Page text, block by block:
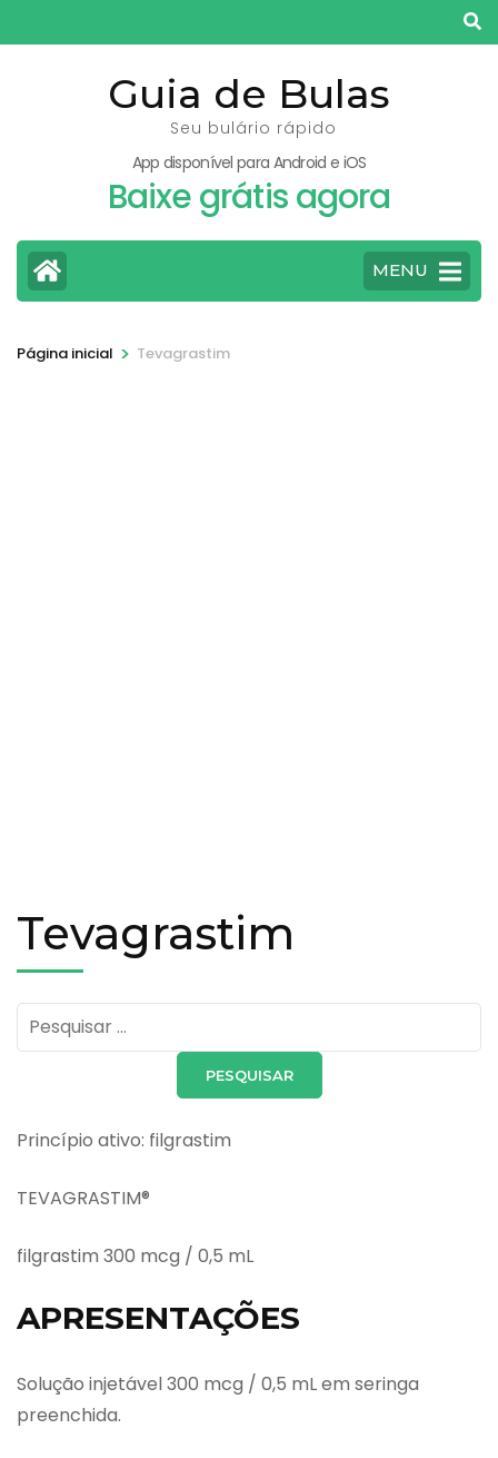
para
Guia de Bulas
Seu bulário rápido
App disponível para Android e iOS
Baixe grátis agora
MENU
Página inicial > Tevagrastim
Tevagrastim
Pesquisar
por:
Princípio ativo: filgrastim
TEVAGRASTIM®
filgrastim 300 mcg / 0,5 mL
APRESENTAÇÕES
Solução injetável 300 mcg / 0,5 mL em seringa
preenchida.